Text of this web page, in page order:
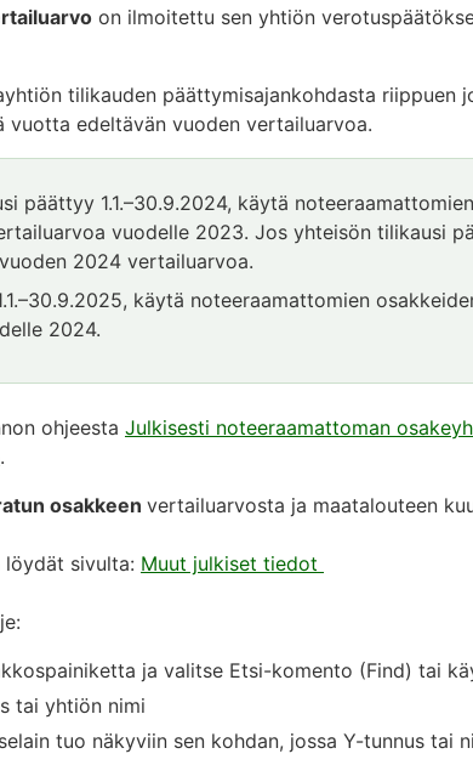
on ilmoitettu sen yhtiön
tilikauden päättymisajankohdasta riippuen
edeltävän vuoden vertailuarvoa.
päättyy 1.1.–30.9.2024, käytä
vuodelle 2023. Jos yhteisön tilikausi
2024 vertailuarvoa.
käytä noteeraamattomien
2024.
ohjeesta Julkisesti noteeraamattoman
.
osakkeen vertailuarvosta ja maatalouteen
sivulta: Muut julkiset tiedot
ja valitse Etsi-komento (Find) tai
tai yhtiön nimi
tuo näkyviin sen kohdan, jossa Y-tunnus tai